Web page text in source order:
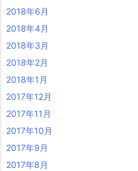
2018年6月
2018年4月
2018年3月
2018年2月
2018年1月
2017年12月
2017年11月
2017年10月
2017年9月
2017年8月